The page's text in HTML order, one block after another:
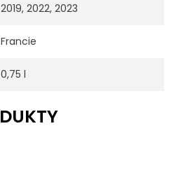
2019, 2022, 2023
Francie
0,75 l